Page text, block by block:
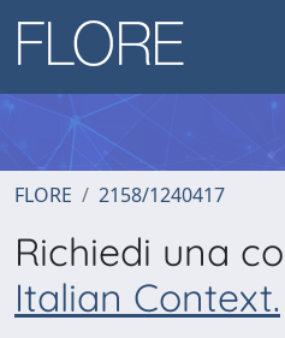
FLORE 2158/1240417
Richiedi una
Italian Context.